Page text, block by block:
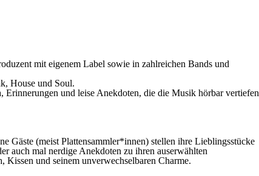
mit eigenem Label sowie in zahlreichen Bands und
House und Soul.
und leise Anekdoten, die die Musik hörbar vertiefen
Gäste (meist Plattensammler*innen) stellen ihre Lieblingsstücke
auch mal nerdige Anekdoten zu ihren auserwählten
Kissen und seinem unverwechselbaren Charme.